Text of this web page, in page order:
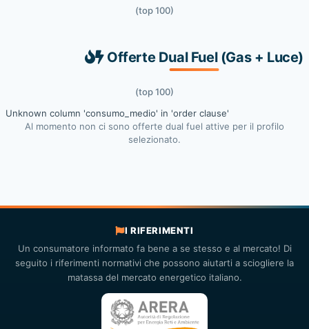
(top 100)
Offerte Dual Fuel (Gas + Luce)
(top 100)
Unknown column 'consumo_medio' in 'order clause'
Al momento non ci sono offerte dual fuel attive per il profilo
selezionato.
I RIFERIMENTI
Un consumatore informato fa bene a se stesso e al mercato! Di
seguito i riferimenti normativi che possono aiutarti a sciogliere la
matassa del mercato energetico italiano.